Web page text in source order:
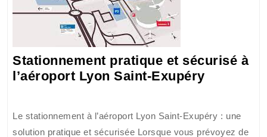
Stationnement pratique et sécurisé à
l’aéroport Lyon Saint-Exupéry
sécurisé
Le stationnement à l’aéroport Lyon Saint-Exupéry : une
solution pratique et sécurisée Lorsque vous prévoyez de